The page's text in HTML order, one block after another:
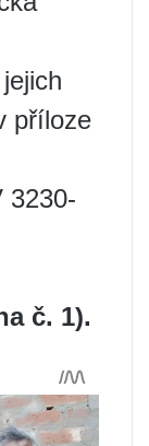
příloze
3230-
č. 1).